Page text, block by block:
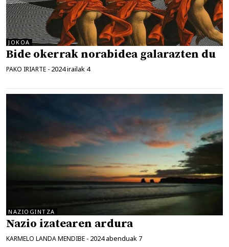
JOKOA
Bide okerrak norabidea galarazten du
PAKO IRIARTE - 2024 irailak 4
NAZIOGINTZA
Nazio izatearen ardura
KARMELO LANDA MENDIBE - 2024 abenduak 7